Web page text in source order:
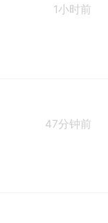
1小时前
47分钟前